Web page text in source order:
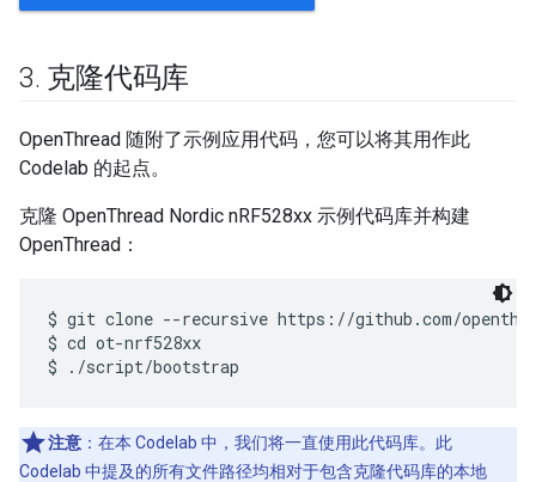
3. 克隆代码库
OpenThread 随附了示例应用代码，您可以将其用作此
Codelab 的起点。
克隆 OpenThread Nordic nRF528xx 示例代码库并构建
OpenThread：
$ git clone --recursive https://github.com/
$ cd ot-nrf528xx
注意 ：在本 Codelab 中，我们将一直使用此代码库。此
Codelab 中提及的所有文件路径均相对于包含克隆代码库的本地